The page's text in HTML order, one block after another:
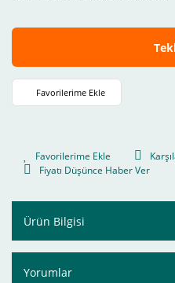
Fiyatı Düşünce Haber Ver
Ürün Bilgisi
Yorumlar